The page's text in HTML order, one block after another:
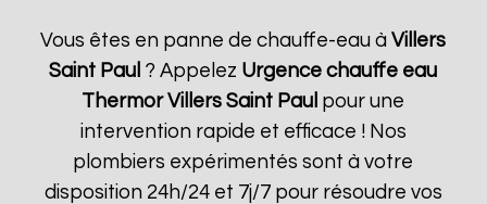
Vous êtes en panne de chauffe-eau àVillers
Saint Paul ? Appelez Urgence chauffe eau
Thermor Villers Saint Paul pour une
intervention rapide et efficace ! Nos
plombiers expérimentés sont à votre
disposition 24h/24 et 7j/7 pour résoudre vos